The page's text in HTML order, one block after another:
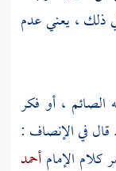
ذلك ، يعني عدم
الصائم ، أو فكر
في الإنصاف :
الإمامأحمد